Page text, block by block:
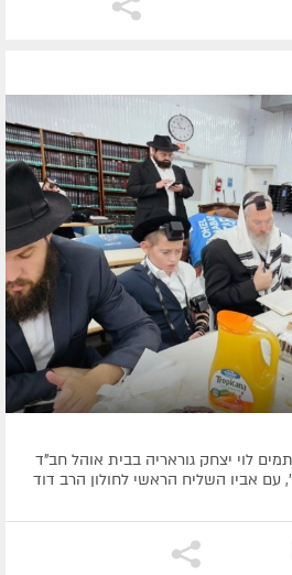
לוי יצחק גוראריה בבית אוהל חב"ד
עם אביו השליח הראשי לחולון הרב דוד